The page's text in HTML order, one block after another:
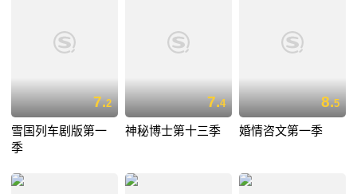
7.2
雪国列车剧版第一
季
7.4
神秘博士第十三季
8.5
婚情咨文第一季